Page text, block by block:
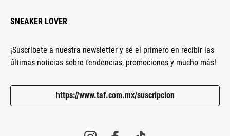
SNEAKER LOVER
¡Suscríbete a nuestra newsletter y sé el primero en recibir las
últimas noticias sobre tendencias, promociones y mucho más!
https://www.taf.com.mx/suscripcion